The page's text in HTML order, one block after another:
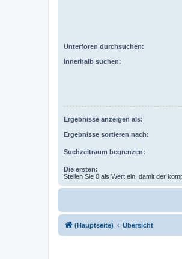
Unterforen durchsuchen:
Innerhalb suchen:
Ergebnisse anzeigen als:
Ergebnisse sortieren nach:
Suchzeitraum begrenzen:
Die ersten:
Stellen Sie 0 als Wert ein, damit der
(Hauptseite) Übersicht